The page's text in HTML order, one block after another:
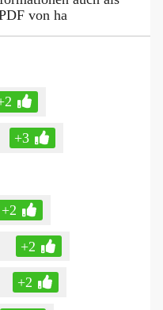
von ha
+3
+2
+2
+2